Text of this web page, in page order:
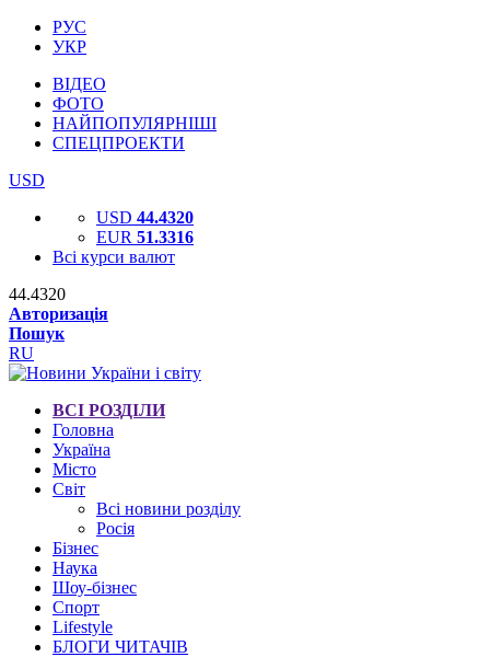
РУС
УКР
ВІДЕО
ФОТО
НАЙПОПУЛЯРНІШІ
СПЕЦПРОЕКТИ
USD
USD 44.4320
EUR 51.3316
Всі курси валют
44.4320
Авторизація
Пошук
RU
ВСІ РОЗДІЛИ
Головна
Україна
Місто
Світ
Всі новини розділу
Росія
Бізнес
Наука
Шоу-бізнес
Спорт
Lifestyle
БЛОГИ ЧИТАЧІВ